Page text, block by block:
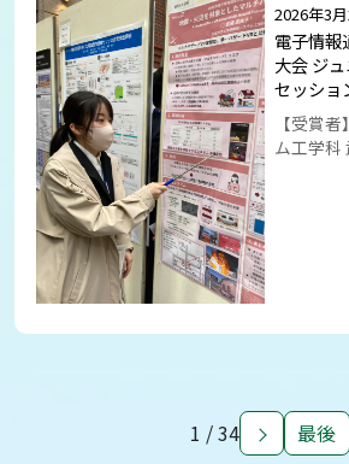
2026年3
電子情報
大会 ジ
セッショ
【受賞
ム工学科
1 / 34 最後